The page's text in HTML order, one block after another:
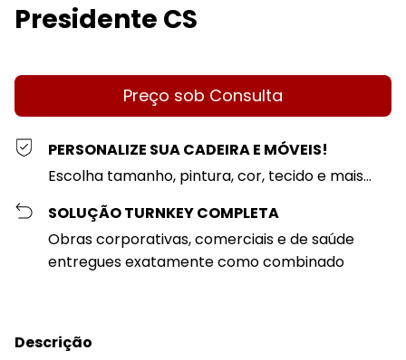
Presidente CS
PERSONALIZE SUA CADEIRA E MÓVEIS!
Escolha tamanho, pintura, cor, tecido e mais...
SOLUÇÃO TURNKEY COMPLETA
Obras corporativas, comerciais e de saúde
entregues exatamente como combinado
Descrição